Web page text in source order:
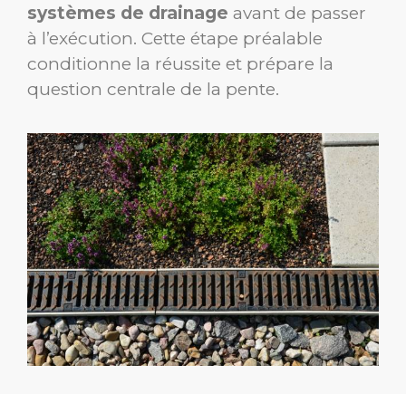
systèmes de drainage avant de passer
à l’exécution. Cette étape préalable
conditionne la réussite et prépare la
question centrale de la pente.